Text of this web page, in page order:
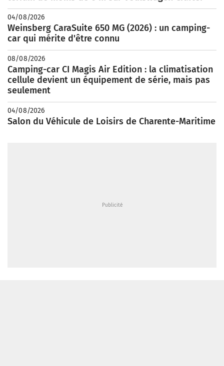
04/08/2026
Weinsberg CaraSuite 650 MG (2026) : un camping-
car qui mérite d'être connu
08/08/2026
Camping-car CI Magis Air Edition : la climatisation
cellule devient un équipement de série, mais pas
seulement
04/08/2026
Salon du Véhicule de Loisirs de Charente-Maritime